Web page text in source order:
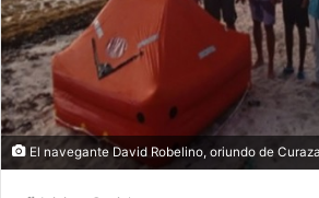
El navegante David Robelino, oriundo de